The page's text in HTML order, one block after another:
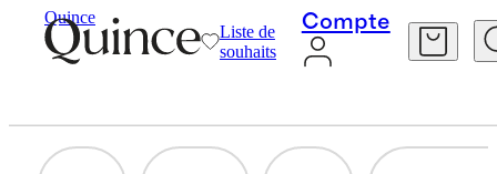
Quince
Liste de
souhaits
Compte
Maison
LANGES